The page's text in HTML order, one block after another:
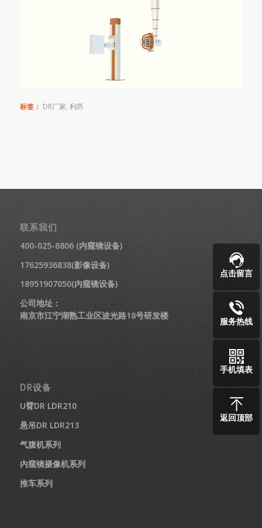
标签： DR厂家 利昂
联系我们
400-025-6806 (内窥镜设备)
17625936838(影像设备)
18951907050(内窥镜设备)
公司地址：
南京市江宁湖熟工业区波光路18号研发楼
DR设备
U臂DR LDR210
悬吊DR LDR213
气腹机系列
内窥镜摄像机系列
推车系列
点击留言
服务热线
手机填表
返回顶部